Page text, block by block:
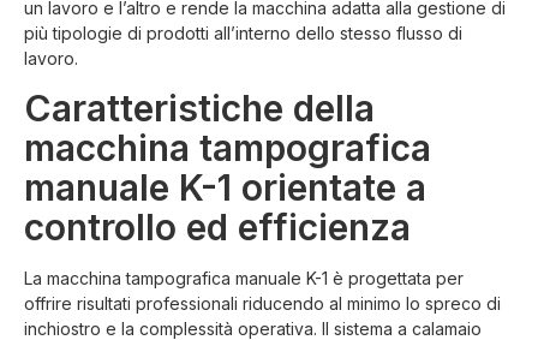
un lavoro e l’altro e rende la macchina adatta alla gestione di
più tipologie di prodotti all’interno dello stesso flusso di
lavoro.
Caratteristiche della
macchina tampografica
manuale K-1 orientate a
controllo ed efficienza
La macchina tampografica manuale K-1 è progettata per
offrire risultati professionali riducendo al minimo lo spreco di
inchiostro e la complessità operativa. Il sistema a calamaio